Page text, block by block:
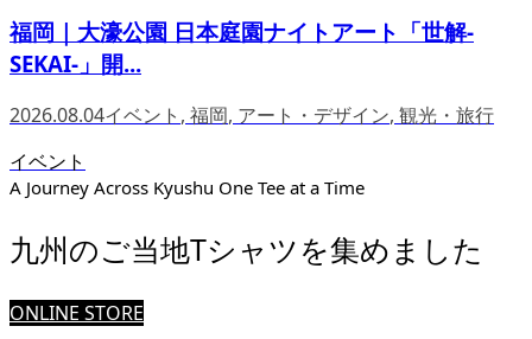
福岡｜大濠公園 日本庭園ナイトアート「世解-
SEKAI-」開...
2026.08.04イベント , 福岡, アート・デザイン, 観光・旅行
イベント
A Journey Across Kyushu One Tee at a Time
九州のご当地Tシャツを集めました
ONLINE STORE